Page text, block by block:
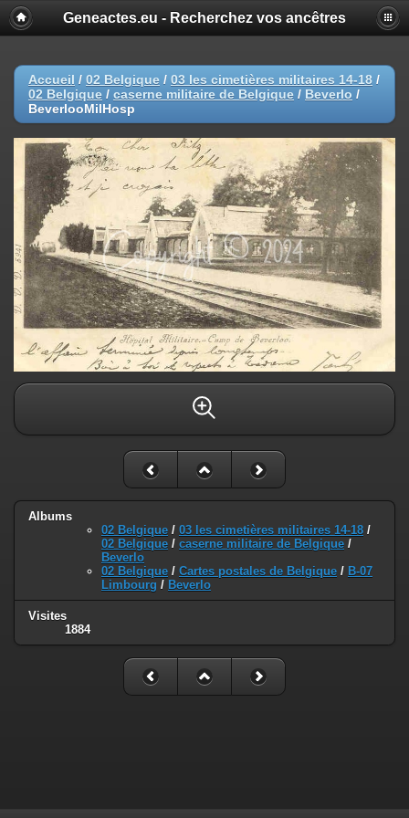
Geneactes.eu - Recherchez vos ancêtres
Accueil / 02 Belgique / 03 les cimetières militaires 14-18 /
02 Belgique / caserne militaire de Belgique / Beverlo /
BeverlooMilHosp
Albums
02 Belgique / 03 les cimetières militaires 14-18 /
02 Belgique / caserne militaire de Belgique /
Beverlo
02 Belgique / Cartes postales de Belgique / B-07
Limbourg / Beverlo
Visites
1884